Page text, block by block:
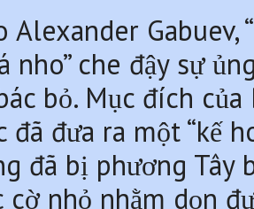
Alexander Gabuev,
nho” che đậy sự
bỏ. Mục đích
đã đưa ra một “kế
đã bị phương Tây
cờ nhỏ nhằm dọn